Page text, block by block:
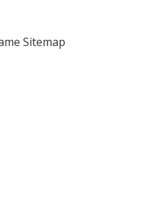
Sitemap